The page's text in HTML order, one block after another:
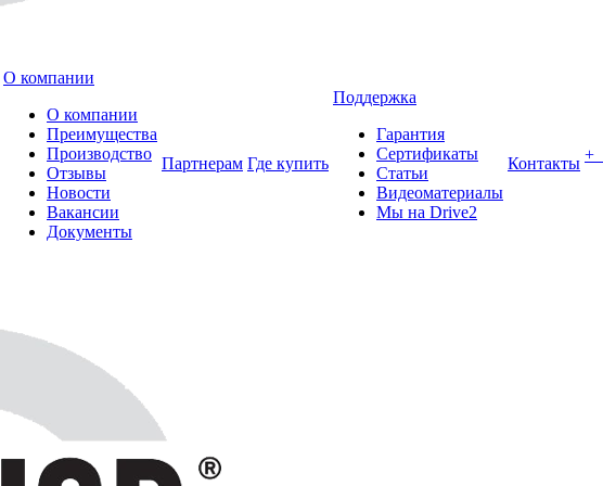
О компании
О компании
Преимущества
Производство
Отзывы
Новости
Вакансии
Документы
Партнерам Где купить
Поддержка
Гарантия
Сертификаты
Статьи
Видеоматериалы
Мы на Drive2
Контакты +